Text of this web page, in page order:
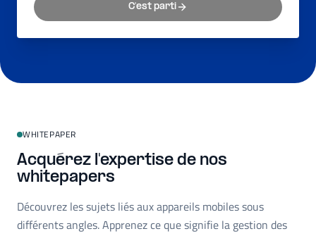
C'est parti
WHITEPAPER
Acquérez l'expertise de nos
whitepapers
Découvrez les sujets liés aux appareils mobiles sous
différents angles. Apprenez ce que signifie la gestion des